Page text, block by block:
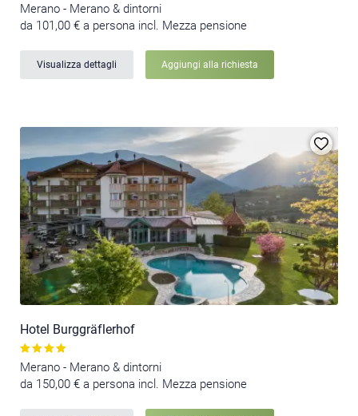
Merano - Merano & dintorni
da 101,00 € a persona incl. Mezza pensione
Visualizza dettagli Aggiungi alla richiesta
Hotel Burggräflerhof
Merano - Merano & dintorni
da 150,00 € a persona incl. Mezza pensione